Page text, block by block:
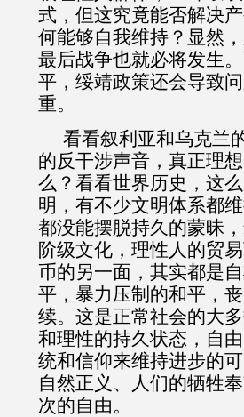
式，但这究竟能否解决
何能够自我维持？显然
最后战争也就必将发生
平，绥靖政策还会导致
重。
看看叙利亚和乌克兰
的反干涉声音，真正理
么？看看世界历史，这
明，有不少文明体系都
都没能摆脱持久的蒙昧
阶级文化，理性人的贸
币的另一面，其实都是
平，暴力压制的和平，
续。这是正常社会的大
和理性的持久状态，自
统和信仰来维持进步的
自然正义、人们的牺牲
次的自由。